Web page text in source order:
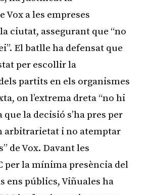
Vox a les empreses
ciutat, assegurant que “no
El batlle ha defensat que
per escollir la
partits en els organismes
on l’extrema dreta “no hi
que la decisió s’ha pres per
arbitrarietat i no atemptar
de Vox. Davant les
per la mínima presència del
ens públics, Viñuales ha